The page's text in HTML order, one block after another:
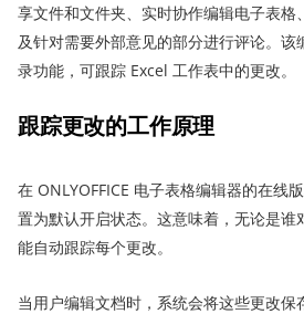
享文件和文件夹、实时协作编辑电子表格
及针对需要外部意见的部分进行评论。
录功能，可跟踪 Excel 工作表中的更改。
跟踪更改的工作原理
在 ONLYOFFICE 电子表格编辑器的在线
置为默认开启状态。这意味着，无论是谁
能自动跟踪每个更改。
当用户编辑文档时，系统会将这些更改保